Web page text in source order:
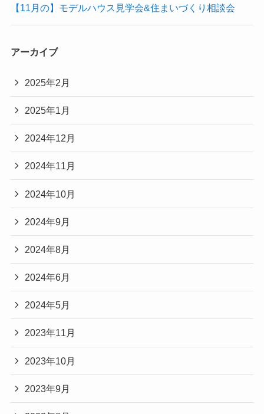
【11月の】モデルハウス見学会&住まいづくり相談会
アーカイブ
2025年2月
2025年1月
2024年12月
2024年11月
2024年10月
2024年9月
2024年8月
2024年6月
2024年5月
2023年11月
2023年10月
2023年9月